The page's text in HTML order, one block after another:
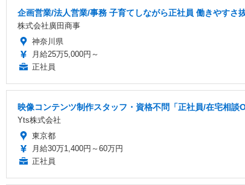
企画営業/法人営業/事務 子育てしながら正社員 働きやすさ
株式会社廣田商事
神奈川県
月給25万5,000円～
正社員
映像コンテンツ制作スタッフ・資格不問「正社員/在宅相
Yts株式会社
東京都
月給30万1,400円～60万円
正社員